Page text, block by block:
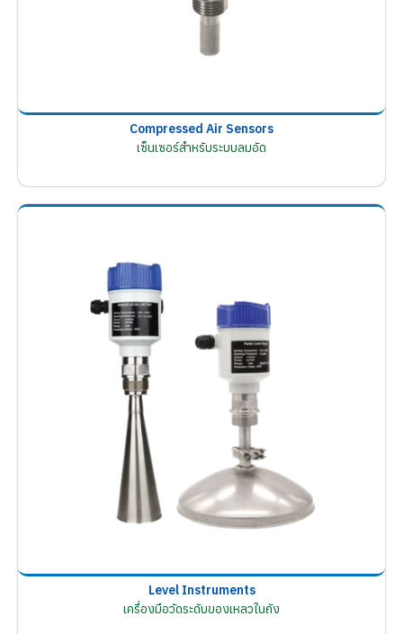
Compressed Air Sensors
เซ็นเซอร์สำหรับระบบลมอัด
Level Instruments
เครื่องมือวัดระดับของเหลวในถัง